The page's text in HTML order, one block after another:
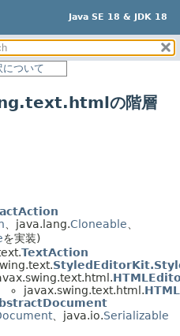
Java SE 18 & JDK 18
について
の階層
、java.lang.Cloneable
を実装)
TextAction
javax.swing.text.html.
、java.io.Serializable